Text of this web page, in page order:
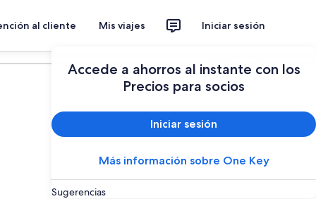
al cliente Mis viajes Iniciar sesión
Accede a ahorros al instante con los
Precios para socios
Iniciar sesión
Más información sobre One Key
Sugerencias